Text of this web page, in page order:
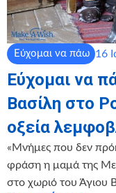
Εύχομαι να πάω 16
Εύχομαι να
Βασίλη στο
οξεία
«Μνήμες που δεν
φράση η μαμά της
στο χωριό του Άγιου